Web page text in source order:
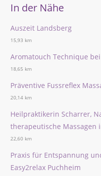
In der Nähe
Auszeit Landsberg
15,93 km
Aromatouch Technique
18,65 km
Präventive Fussreflex
20,14 km
Heilpraktikerin Scharrer,
therapeutische Massagen
22,60 km
Praxis für Entspannung
Easy2relax Puchheim